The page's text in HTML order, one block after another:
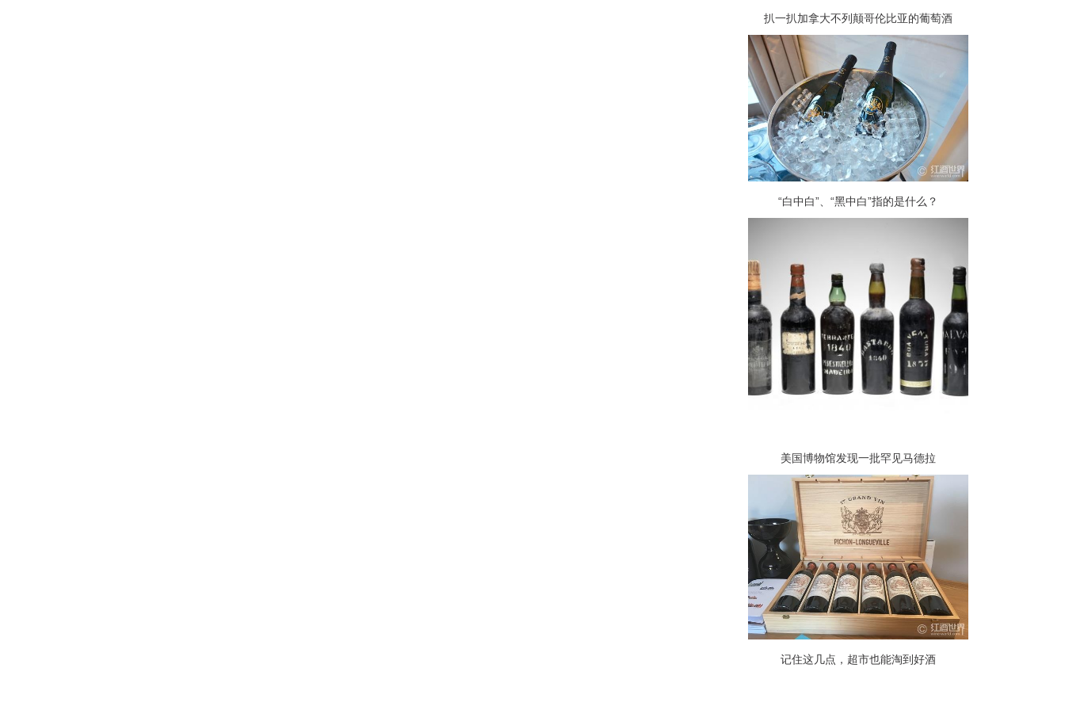
扒一扒加拿大不列颠哥伦比亚的葡萄酒
“白中白”、“黑中白”指的是什么？
美国博物馆发现一批罕见马德拉
记住这几点，超市也能淘到好酒